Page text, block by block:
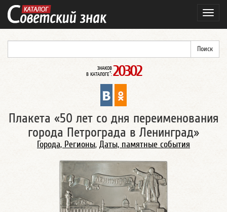
ЗНАКОВ
В КАТАЛОГЕ*: 20302
Плакета «50 лет со дня переименования
города Петрограда в Ленинград»
Города, Регионы, Даты, памятные события